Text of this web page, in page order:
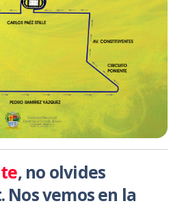
, no olvides
vemos en la